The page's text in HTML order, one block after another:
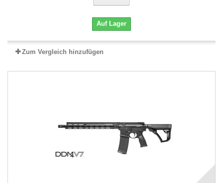
Auf Lager
Zum Vergleich hinzufügen